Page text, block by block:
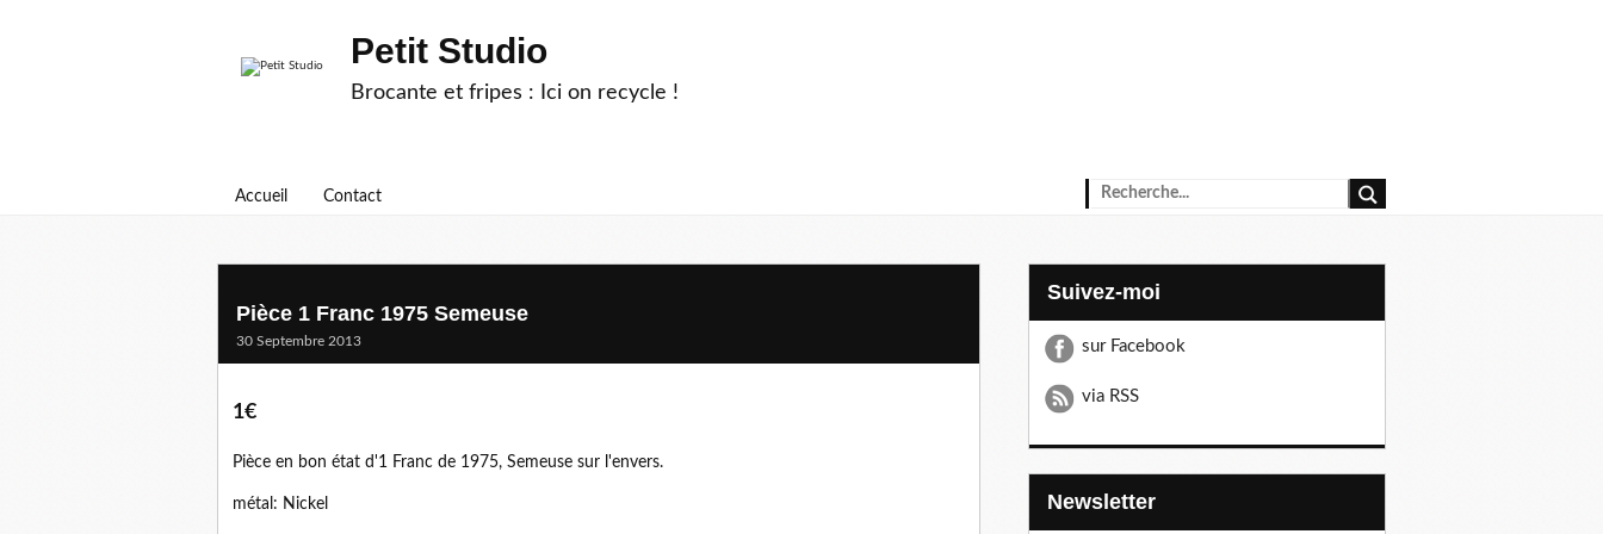
Petit Studio
Brocante et fripes : Ici on recycle !
Accueil Contact
Pièce 1 Franc 1975 Semeuse
30 Septembre 2013
1€
Pièce en bon état d'1 Franc de 1975, Semeuse sur l'envers.
métal: Nickel
Suivez-moi
sur Facebook
via RSS
Newsletter